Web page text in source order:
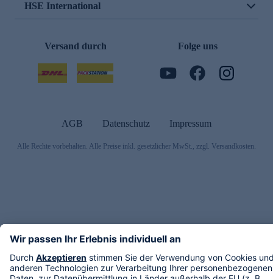
HSE International
Versand durch Folge uns
AGB Datenschutz Impressum
Alle Rechte vorbehalten. Alle Preise inkl. gesetzlicher MwSt., zzgl. Versandkosten.